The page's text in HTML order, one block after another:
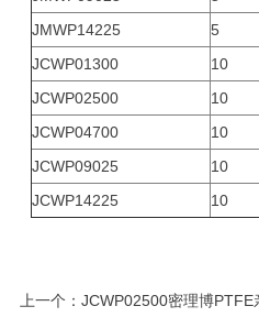
JMWP14225
5
JCWP01300
10
JCWP02500
10
JCWP04700
10
JCWP09025
10
JCWP14225
10
上一个： JCWP02500密理博